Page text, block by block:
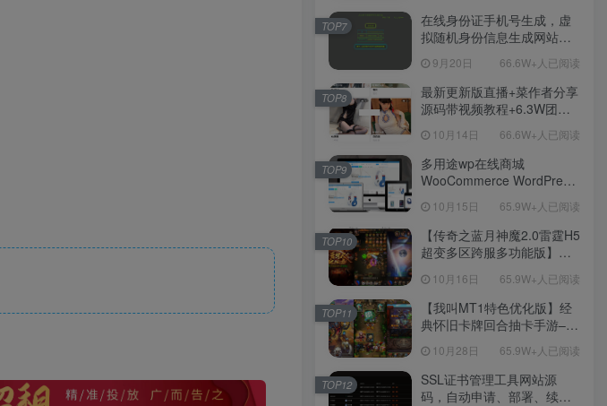
在线身份证手机号生成，虚
拟随机身份信息生成网站源
9月20日 66.6W+人已阅读
TOP7
最新更新版直播+菜作者分享
源码带视频教程+6.3W团购
【源码+教程】
10月14日 66.6W+人已阅读
TOP8
多用途wp在线商城
WooCommerce WordPress
10月15日 65.9W+人已阅读
TOP9
【传奇之蓝月神魔2.0雷霆H5
超变多区跨服多功能版】三
理单机一键即玩镜像端-打包
Linux服务端源码-视频架设
教程
10月16日 65.9W+人已阅读
TOP10
【我叫MT1特色优化版】经
典怀旧卡牌回合抽卡手游–打
教程-多功能GM后台工具-网
页注册-安卓版本！
10月28日 65.9W+人已阅读
TOP11
SSL证书管理工具网站源
码，自动申请、部署、续期
TOP12